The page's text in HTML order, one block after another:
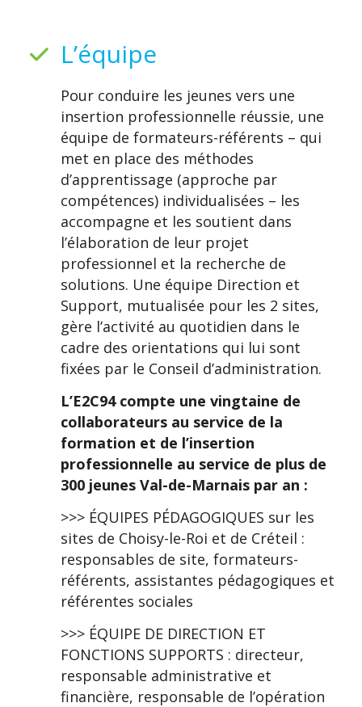
L’équipe
Pour conduire les jeunes vers une
insertion professionnelle réussie, une
équipe de formateurs-référents – qui
met en place des méthodes
d’apprentissage (approche par
compétences) individualisées – les
accompagne et les soutient dans
l’élaboration de leur projet
professionnel et la recherche de
solutions. Une équipe Direction et
Support, mutualisée pour les 2 sites,
gère l’activité au quotidien dans le
cadre des orientations qui lui sont
fixées par le Conseil d’administration.
L’E2C94 compte une vingtaine de
collaborateurs au service de la
formation et de l’insertion
professionnelle au service de plus de
300 jeunes Val-de-Marnais par an :
>>> ÉQUIPES PÉDAGOGIQUES sur les
sites de Choisy-le-Roi et de Créteil :
responsables de site, formateurs-
référents, assistantes pédagogiques et
référentes sociales
>>> ÉQUIPE DE DIRECTION ET
FONCTIONS SUPPORTS : directeur,
responsable administrative et
financière, responsable de l’opération